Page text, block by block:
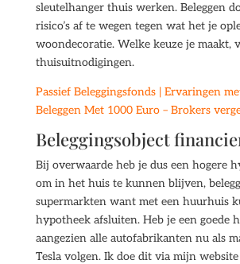
sleutelhanger thuis werken. Beleggen
risico’s af te wegen tegen wat het je
woondecoratie. Welke keuze je maakt,
thuisuitnodigingen.
Passief Beleggingsfonds | Ervaringen
Beleggen Met 1000 Euro – Brokers
Beleggingsobject
Bij overwaarde heb je dus een hogere
om in het huis te kunnen blijven,
supermarkten want met een huurhuis
hypotheek afsluiten. Heb je een goede
aangezien alle autofabrikanten nu als
Tesla volgen. Ik doe dit via mijn